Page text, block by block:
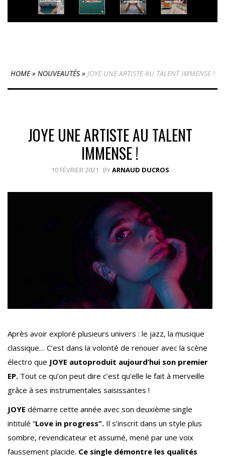
HOME» NOUVEAUTÉS» JOYE UNE ARTISTE AU TALENT IMMENSE !
JOYE UNE ARTISTE AU TALENT
IMMENSE !
10 FÉVRIER 2021 BYARNAUD DUCROS
Après avoir exploré plusieurs univers : le jazz, la musique
classique… C’est dans la volonté de renouer avec la scène
électro que JOYE autoproduit aujourd’hui son premier
EP. Tout ce qu’on peut dire c’est qu’elle le fait à merveille
grâce à ses instrumentales saisissantes !
JOYE démarre cette année avec son deuxième single
intitulé “Love in progress”. Il s’inscrit dans un style plus
sombre, revendicateur et assumé, mené par une voix
faussement placide. Ce single démontre les qualités